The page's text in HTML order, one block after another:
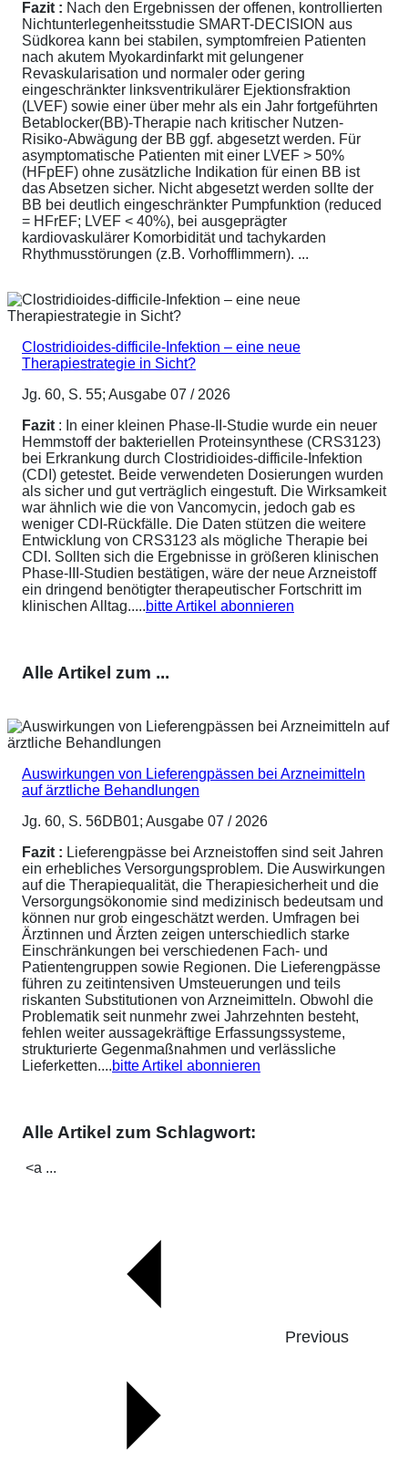
Fazit : Nach den Ergebnissen der offenen, kontrollierten
Nichtunterlegenheitsstudie SMART-DECISION aus
Südkorea kann bei stabilen, symptomfreien Patienten
nach akutem Myokardinfarkt mit gelungener
Revaskularisation und normaler oder gering
eingeschränkter linksventrikulärer Ejektionsfraktion
(LVEF) sowie einer über mehr als ein Jahr fortgeführten
Betablocker(BB)-Therapie nach kritischer Nutzen-
Risiko-Abwägung der BB ggf. abgesetzt werden. Für
asymptomatische Patienten mit einer LVEF > 50%
(HFpEF) ohne zusätzliche Indikation für einen BB ist
das Absetzen sicher. Nicht abgesetzt werden sollte der
BB bei deutlich eingeschränkter Pumpfunktion (reduced
= HFrEF; LVEF < 40%), bei ausgeprägter
kardiovaskulärer Komorbidität und tachykarden
Rhythmusstörungen (z.B. Vorhofflimmern). ...
Clostridioides-difficile-Infektion – eine neue
Therapiestrategie in Sicht?
Jg. 60, S. 55; Ausgabe 07 / 2026
Fazit : In einer kleinen Phase-II-Studie wurde ein neuer
Hemmstoff der bakteriellen Proteinsynthese (CRS3123)
bei Erkrankung durch Clostridioides-difficile-Infektion
(CDI) getestet. Beide verwendeten Dosierungen wurden
als sicher und gut verträglich eingestuft. Die Wirksamkeit
war ähnlich wie die von Vancomycin, jedoch gab es
weniger CDI-Rückfälle. Die Daten stützen die weitere
Entwicklung von CRS3123 als mögliche Therapie bei
CDI. Sollten sich die Ergebnisse in größeren klinischen
Phase-III-Studien bestätigen, wäre der neue Arzneistoff
ein dringend benötigter therapeutischer Fortschritt im
klinischen Alltag.....bitte Artikel abonnieren
Alle Artikel zum ...
Auswirkungen von Lieferengpässen bei Arzneimitteln
auf ärztliche Behandlungen
Jg. 60, S. 56DB01; Ausgabe 07 / 2026
Fazit : Lieferengpässe bei Arzneistoffen sind seit Jahren
ein erhebliches Versorgungsproblem. Die Auswirkungen
auf die Therapiequalität, die Therapiesicherheit und die
Versorgungsökonomie sind medizinisch bedeutsam und
können nur grob eingeschätzt werden. Umfragen bei
Ärztinnen und Ärzten zeigen unterschiedlich starke
Einschränkungen bei verschiedenen Fach- und
Patientengruppen sowie Regionen. Die Lieferengpässe
führen zu zeitintensiven Umsteuerungen und teils
riskanten Substitutionen von Arzneimitteln. Obwohl die
Problematik seit nunmehr zwei Jahrzehnten besteht,
fehlen weiter aussagekräftige Erfassungssysteme,
strukturierte Gegenmaßnahmen und verlässliche
Lieferketten....bitte Artikel abonnieren
Alle Artikel zum Schlagwort:
<a ...
Previous